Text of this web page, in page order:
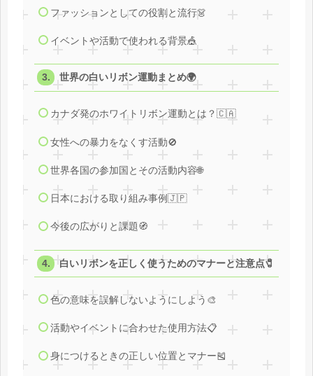
ファッションとしての役割と流行👗
イベントや活動で使われる背景🎪
世界の白いリボン運動まとめ🌍
カナダ発のホワイトリボン運動とは？🇨🇦
女性への暴力をなくす活動🚫
世界各国の参加国とその活動内容🌐
日本における取り組み事例🇯🇵
今後の広がりと課題🧭
白いリボンを正しく使うためのマナーと注意点🧷
色の意味を誤解しないようにしよう🎨
活動やイベントに合わせた使用方法📋
身につけるときの正しい位置とマナー🎽